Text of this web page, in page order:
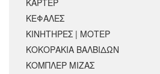
ΚΑΡΤΕΡ
ΚΕΦΑΛΕΣ
ΚΙΝΗΤΗΡΕΣ | ΜΟΤΕΡ
ΚΟΚΟΡΑΚΙΑ ΒΑΛΒΙΔΩΝ
ΚΟΜΠΛΕΡ ΜΙΖΑΣ